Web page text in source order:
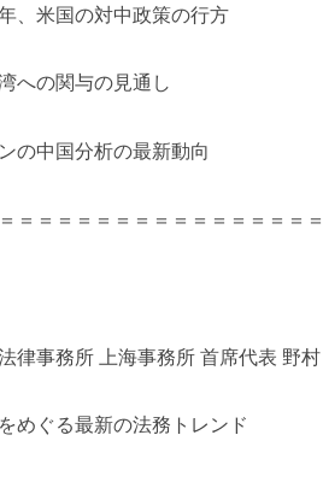
、米国の対中政策の行方
への関与の見通し
の中国分析の最新動向
＝＝＝＝＝＝＝＝＝＝＝＝＝＝＝
律事務所 上海事務所 首席代表 野
めぐる最新の法務トレンド